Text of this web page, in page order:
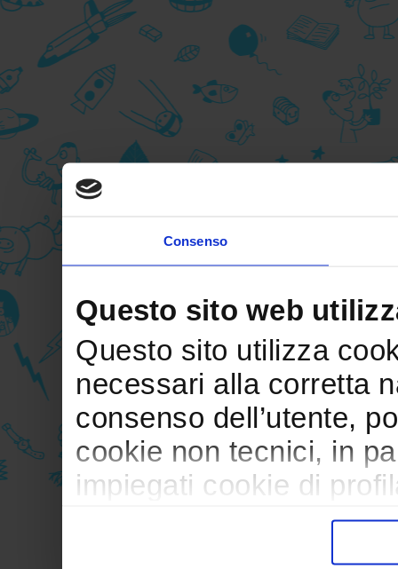
Consenso
Questo sito web
Questo sito utilizza
necessari alla corretta
consenso dell’utente,
cookie non tecnici, in
impiegati cookie di
trasferimento verso